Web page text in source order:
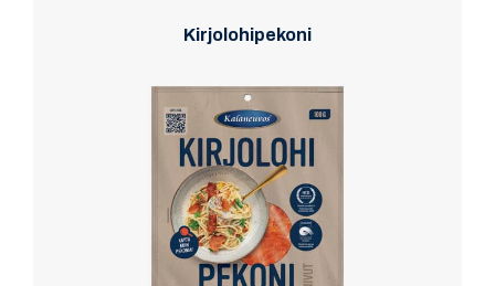
Kirjolohipekoni